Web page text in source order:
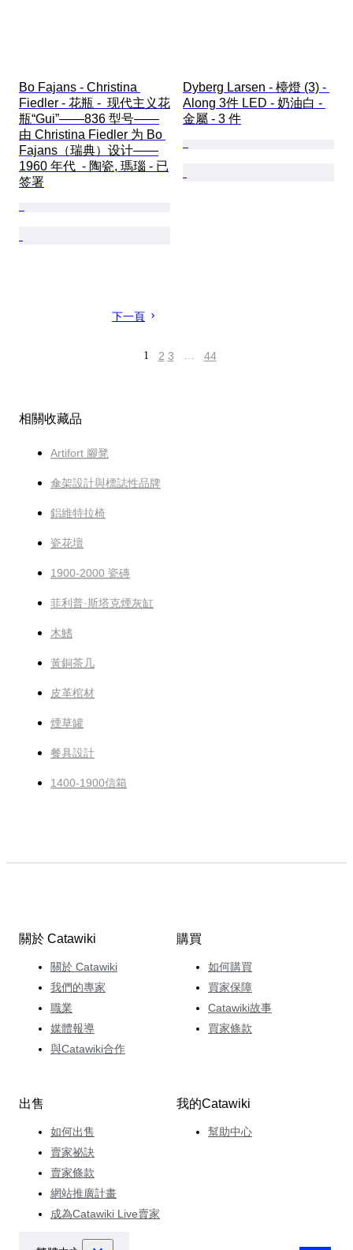
Bo Fajans - Christina
Fiedler - 花瓶 -  现代主义花
瓶“Gui”——836 型号——
由 Christina Fiedler 为 Bo
Fajans（瑞典）设计——
1960 年代  - 陶瓷, 瑪瑙 - 已
签署
Dyberg Larsen - 檯燈 (3) -
Along 3件 LED - 奶油白 -
金屬 - 3 件
下一頁
1 2 3 … 44
相關收藏品
Artifort 腳凳
傘架設計與標誌性品牌
鋁維特拉椅
瓷花壇
1900-2000 瓷磚
菲利普·斯塔克煙灰缸
木鰭
黃銅茶几
皮革棺材
煙草罐
餐具設計
1400-1900信箱
關於 Catawiki
關於 Catawiki
我們的專家
職業
媒體報導
與Catawiki合作
購買
如何購買
買家保障
Catawiki故事
買家條款
出售
如何出售
賣家祕訣
賣家條款
網站推廣計畫
成為Catawiki Live賣家
我的Catawiki
幫助中心